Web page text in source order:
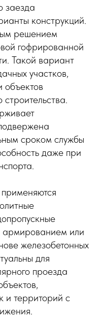
заезда
конструкций.
решением
гофрированной
Такой вариант
участков,
объектов
сроком службы
даже при
армированием или
железобетонных
для
проезда
и территорий с